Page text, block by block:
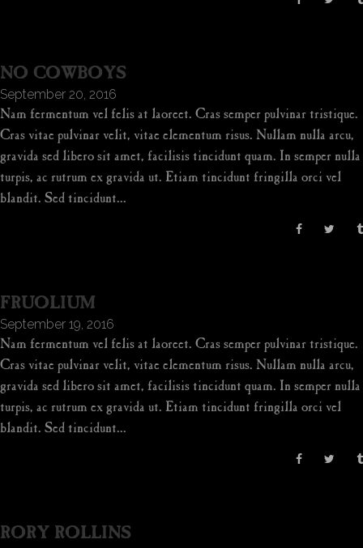
NO COWBOYS
September 20, 2016
Nam fermentum vel felis at laoreet. Cras semper pulvinar tristique.
Cras vitae pulvinar velit, vitae elementum risus. Nullam nulla arcu,
gravida sed libero sit amet, facilisis tincidunt quam. In semper nulla
turpis, ac rutrum ex gravida ut. Etiam tincidunt fringilla orci vel
blandit. Sed tincidunt...
FRUOLIUM
September 19, 2016
Nam fermentum vel felis at laoreet. Cras semper pulvinar tristique.
Cras vitae pulvinar velit, vitae elementum risus. Nullam nulla arcu,
gravida sed libero sit amet, facilisis tincidunt quam. In semper nulla
turpis, ac rutrum ex gravida ut. Etiam tincidunt fringilla orci vel
blandit. Sed tincidunt...
RORY ROLLINS